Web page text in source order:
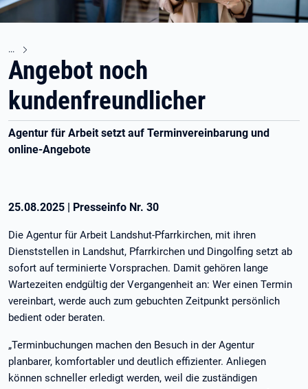
Angebot noch
kundenfreundlicher
Agentur für Arbeit setzt auf Terminvereinbarung und
online-Angebote
25.08.2025 | Presseinfo Nr. 30
Die Agentur für Arbeit Landshut-Pfarrkirchen, mit ihren
Dienststellen in Landshut, Pfarrkirchen und Dingolfing setzt ab
sofort auf terminierte Vorsprachen. Damit gehören lange
Wartezeiten endgültig der Vergangenheit an: Wer einen Termin
vereinbart, werde auch zum gebuchten Zeitpunkt persönlich
bedient oder beraten.
„Terminbuchungen machen den Besuch in der Agentur
planbarer, komfortabler und deutlich effizienter. Anliegen
können schneller erledigt werden, weil die zuständigen